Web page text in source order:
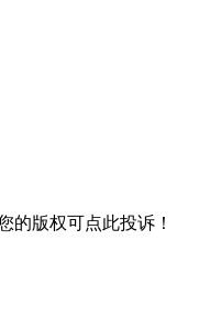
的版权可点此投诉！